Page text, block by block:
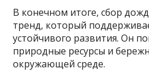
В конечном итоге, сбор
тренд, который
устойчивого развития. Он
природные ресурсы и
окружающей среде.